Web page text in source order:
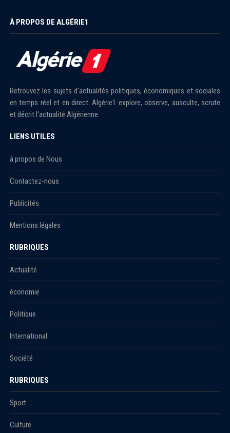
À PROPOS DE ALGÉRIE1
Retrouvez les sujets d'actualités politiques, économiques et sociales
en temps réel et en direct. Algérie1 explore, observe, ausculte, scrute
et décrit l'actualité Algérienne.
LIENS UTILES
à propos de Nous
Contactez-nous
Publicités
Mentions légales
RUBRIQUES
Actualité
économie
Politique
International
Société
RUBRIQUES
Sport
Culture